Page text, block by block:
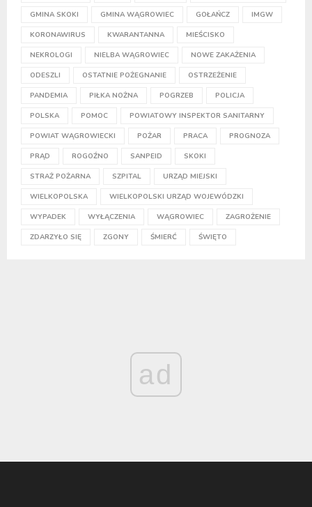
GMINA SKOKI GMINA WĄGROWIEC GOŁAŃCZ IMGW
KORONAWIRUS KWARANTANNA MIEŚCISKO
NEKROLOGI NIELBA WĄGROWIEC NOWE ZAKAŻENIA
ODESZLI OSTATNIE POŻEGNANIE OSTRZEŻENIE
PANDEMIA PIŁKA NOŻNA POGRZEB POLICJA
POLSKA POMOC POWIATOWY INSPEKTOR SANITARNY
POWIAT WĄGROWIECKI POŻAR PRACA PROGNOZA
PRĄD ROGOŹNO SANPEID SKOKI
STRAŻ POŻARNA SZPITAL URZĄD MIEJSKI
WIELKOPOLSKA WIELKOPOLSKI URZĄD WOJEWÓDZKI
WYPADEK WYŁĄCZENIA WĄGROWIEC ZAGROŻENIE
ZDARZYŁO SIĘ ZGONY ŚMIERĆ ŚWIĘTO
ad